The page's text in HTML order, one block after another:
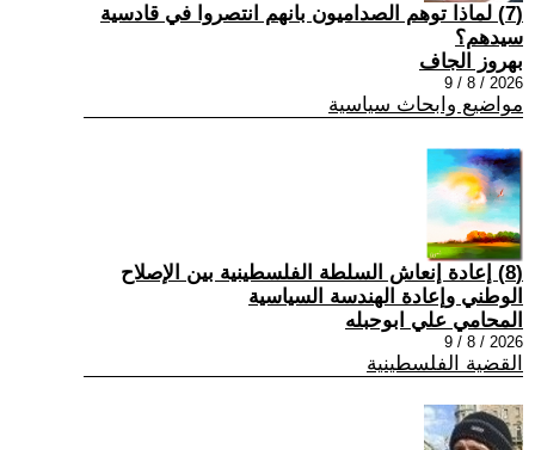
(7) ‏لماذا توهم الصداميون بانهم انتصروا في قادسية
سيدهم؟
بهروز الجاف
2026 / 8 / 9
مواضيع وابحاث سياسية
(8) إعادة إنعاش السلطة الفلسطينية بين الإصلاح
الوطني وإعادة الهندسة السياسية
المحامي علي ابوحبله
2026 / 8 / 9
القضية الفلسطينية